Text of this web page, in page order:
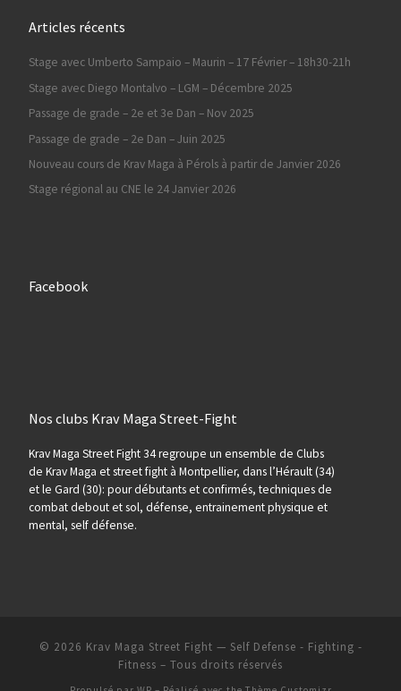
Articles récents
Stage avec Umberto Sampaio – Maurin – 17 Février – 18h30-21h
Stage avec Diego Montalvo – LGM – Décembre 2025
Passage de grade – 2e et 3e Dan – Nov 2025
Passage de grade – 2e Dan – Juin 2025
Nouveau cours de Krav Maga à Pérols à partir de Janvier 2026
Stage régional au CNE le 24 Janvier 2026
Facebook
Nos clubs Krav Maga Street-Fight
Krav Maga Street Fight 34 regroupe un ensemble de Clubs
de Krav Maga et street fight à Montpellier, dans l’Hérault (34)
et le Gard (30): pour débutants et confirmés, techniques de
combat debout et sol, défense, entrainement physique et
mental, self défense.
© 2026 Krav Maga Street Fight — Self Defense - Fighting -
Fitness – Tous droits réservés